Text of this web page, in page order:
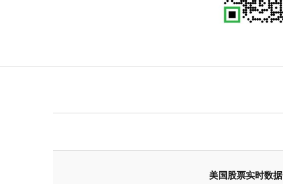
美国股票实时数据